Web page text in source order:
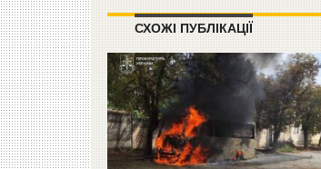
СХОЖІ ПУБЛІКАЦІЇ